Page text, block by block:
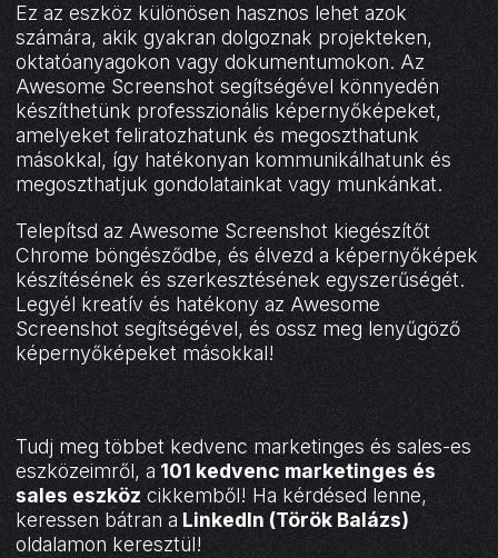
Ez az eszköz különösen hasznos lehet azok
számára, akik gyakran dolgoznak projekteken,
oktatóanyagokon vagy dokumentumokon. Az
Awesome Screenshot segítségével könnyedén
készíthetünk professzionális képernyőképeket,
amelyeket feliratozhatunk és megoszthatunk
másokkal, így hatékonyan kommunikálhatunk és
megoszthatjuk gondolatainkat vagy munkánkat.
Telepítsd az Awesome Screenshot kiegészítőt
Chrome böngésződbe, és élvezd a képernyőképek
készítésének és szerkesztésének egyszerűségét.
Legyél kreatív és hatékony az Awesome
Screenshot segítségével, és ossz meg lenyűgöző
képernyőképeket másokkal!
Tudj meg többet kedvenc marketinges és sales-es
eszközeimről, a 101 kedvenc marketinges és
sales eszköz cikkemből! Ha kérdésed lenne,
keressen bátran a LinkedIn (Török Balázs)
oldalamon keresztül!